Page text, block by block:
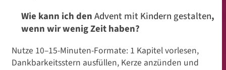
Wie kann ich den Advent mit Kindern gestalten,
wenn wir wenig Zeit haben?
Nutze 10–15-Minuten-Formate: 1 Kapitel vorlesen,
Dankbarkeitsstern ausfüllen, Kerze anzünden und